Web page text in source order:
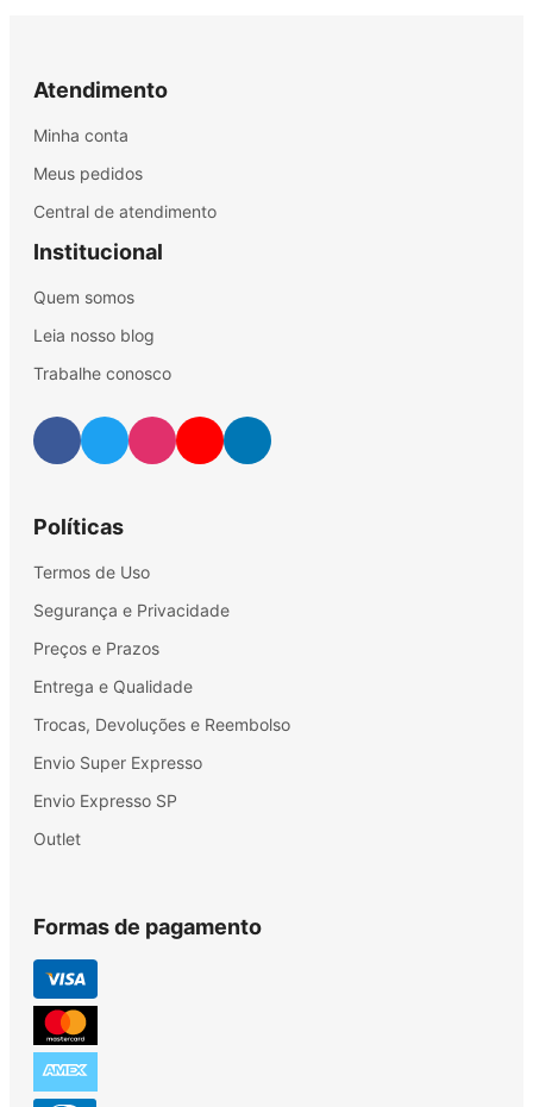
Atendimento
Minha conta
Meus pedidos
Central de atendimento
Institucional
Quem somos
Leia nosso blog
Trabalhe conosco
Políticas
Termos de Uso
Segurança e Privacidade
Preços e Prazos
Entrega e Qualidade
Trocas, Devoluções e Reembolso
Envio Super Expresso
Envio Expresso SP
Outlet
Formas de pagamento